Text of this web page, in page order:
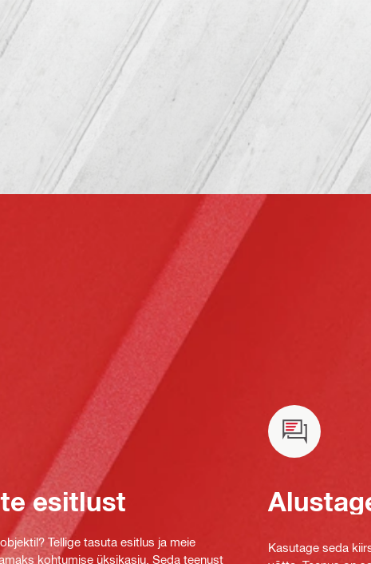
esitlust
Tellige tasuta esitlus ja meie
kohtumise üksikasju. Seda teenust
Kasutage seda